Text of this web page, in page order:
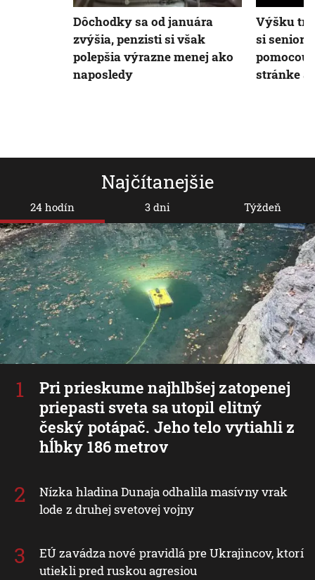
Najčítanejšie
24 hodín
Pri prieskume najhlbšej zatopenej
priepasti sveta sa utopil elitný
český potápač. Jeho telo vytiahli z
hĺbky 186 metrov
Nízka hladina Dunaja odhalila masívny vrak
lode z druhej svetovej vojny
EÚ zavádza nové pravidlá pre Ukrajincov, ktorí
utiekli pred ruskou agresiou
3 dni Týždeň
Dôchodky sa od januára
zvýšia, penzisti si však
polepšia výrazne menej ako
naposledy
Výšku
si seniori
stránke